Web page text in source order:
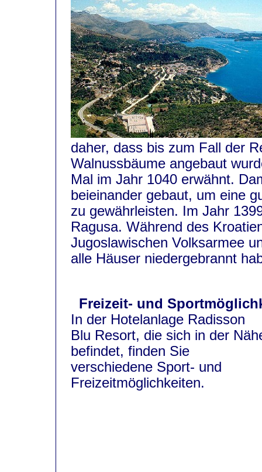
daher, dass bis zum Fall der
Walnussbäume angebaut
Mal im Jahr 1040 erwähnt.
beieinander gebaut, um eine
zu gewährleisten. Im Jahr
Ragusa. Während des
Jugoslawischen Volksarmee
alle Häuser niedergebrannt
Freizeit- und
In der Hotelanlage Radisson
Blu Resort, die sich in der
befindet, finden Sie
verschiedene Sport- und
Freizeitmöglichkeiten.